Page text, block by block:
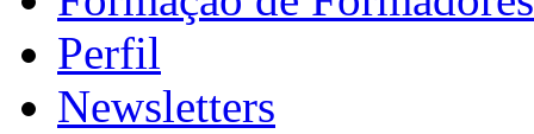
Perfil
Newsletters